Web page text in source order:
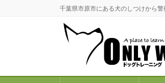
移
ン
千葉県市原市にある犬のしつけから